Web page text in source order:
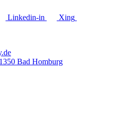
Linkedin-in
Xing
Bad Homburg